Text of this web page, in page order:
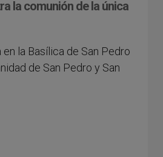
la comunión de la única
la Basílica de San Pedro
de San Pedro y San